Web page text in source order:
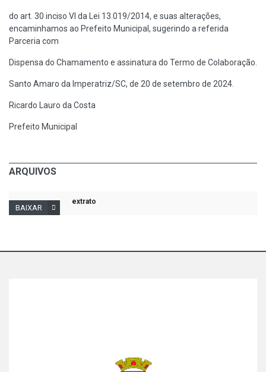
do art. 30 inciso VI da Lei 13.019/2014, e suas alterações,
encaminhamos ao Prefeito Municipal, sugerindo a referida
Parceria com
Dispensa do Chamamento e assinatura do Termo de Colaboração.
Santo Amaro da Imperatriz/SC, de 20 de setembro de 2024.
Ricardo Lauro da Costa
Prefeito Municipal
ARQUIVOS
BAIXAR
extrato